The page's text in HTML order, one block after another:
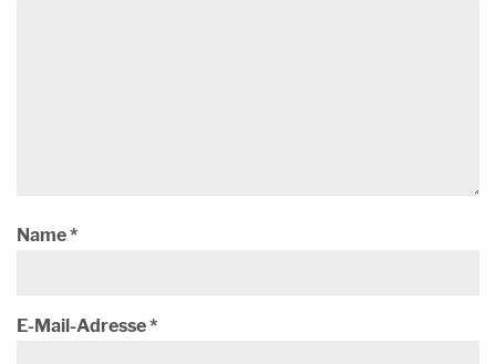
Name*
E-Mail-Adresse*